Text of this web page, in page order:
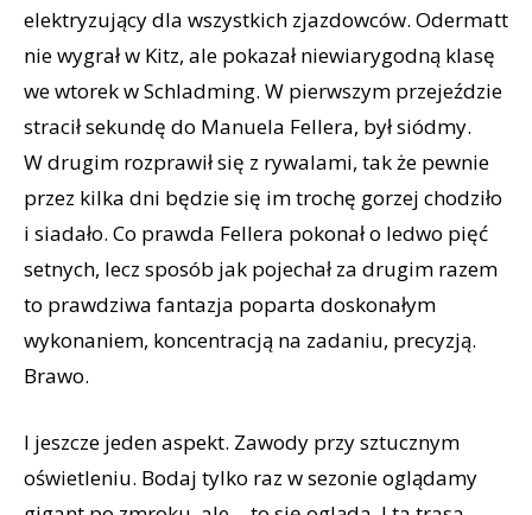
elektryzujący dla wszystkich zjazdowców. Odermatt
nie wygrał w Kitz, ale pokazał niewiarygodną klasę
we wtorek w Schladming. W pierwszym przejeździe
stracił sekundę do Manuela Fellera, był siódmy.
W drugim rozprawił się z rywalami, tak że pewnie
przez kilka dni będzie się im trochę gorzej chodziło
i siadało. Co prawda Fellera pokonał o ledwo pięć
setnych, lecz sposób jak pojechał za drugim razem
to prawdziwa fantazja poparta doskonałym
wykonaniem, koncentracją na zadaniu, precyzją.
Brawo.
I jeszcze jeden aspekt. Zawody przy sztucznym
oświetleniu. Bodaj tylko raz w sezonie oglądamy